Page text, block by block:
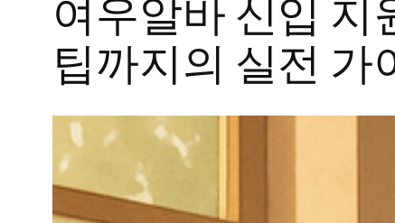
여우알바 신입 지
팁까지의 실전 가